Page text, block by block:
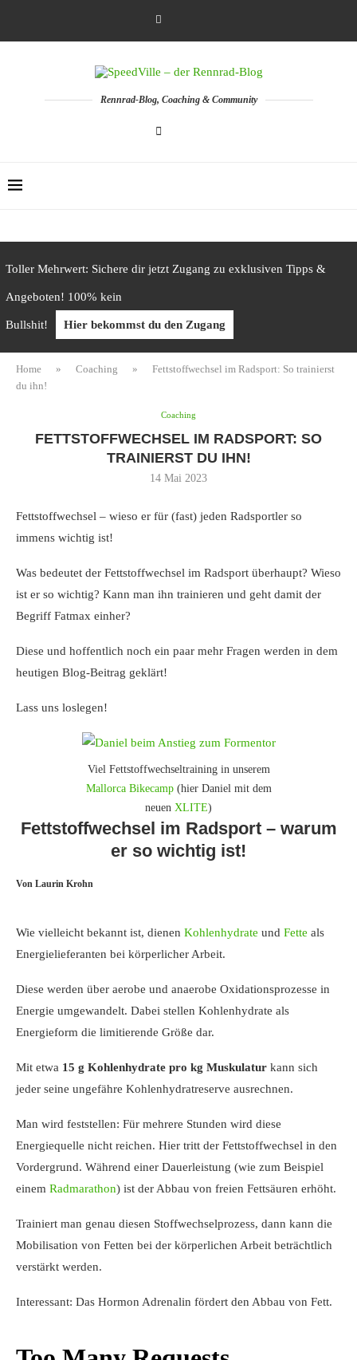
Rennrad-Blog, Coaching & Community
Toller Mehrwert: Sichere dir jetzt Zugang zu exklusiven Tipps &
Angeboten! 100% kein
Bullshit! Hier bekommst du den Zugang
Home » Coaching »
Fettstoffwechsel im Radsport: So trainierst
du ihn!
Coaching
FETTSTOFFWECHSEL IM RADSPORT: SO
TRAINIERST DU IHN!
14 Mai 2023
Fettstoffwechsel – wieso er für (fast) jeden Radsportler so
immens wichtig ist!
Was bedeutet der Fettstoffwechsel im Radsport überhaupt? Wieso
ist er so wichtig? Kann man ihn trainieren und geht damit der
Begriff Fatmax einher?
Diese und hoffentlich noch ein paar mehr Fragen werden in dem
heutigen Blog-Beitrag geklärt!
Lass uns loslegen!
Viel Fettstoffwechseltraining in unserem
Mallorca Bikecamp(hier Daniel mit dem
neuen XLITE)
Fettstoffwechsel im Radsport – warum
er so wichtig ist!
Von Laurin Krohn
Wie vielleicht bekannt ist, dienen Kohlenhydrate und Fette als
Energielieferanten bei körperlicher Arbeit.
Diese werden über aerobe und anaerobe Oxidationsprozesse in
Energie umgewandelt. Dabei stellen Kohlenhydrate als
Energieform die limitierende Größe dar.
Mit etwa 15 g Kohlenhydrate pro kg Muskulatur kann sich
jeder seine ungefähre Kohlenhydratreserve ausrechnen.
Man wird feststellen: Für mehrere Stunden wird diese
Energiequelle nicht reichen. Hier tritt der Fettstoffwechsel in den
Vordergrund. Während einer Dauerleistung (wie zum Beispiel
einem Radmarathon) ist der Abbau von freien Fettsäuren erhöht.
Trainiert man genau diesen Stoffwechselprozess, dann kann die
Mobilisation von Fetten bei der körperlichen Arbeit beträchtlich
verstärkt werden.
Interessant: Das Hormon Adrenalin fördert den Abbau von Fett.